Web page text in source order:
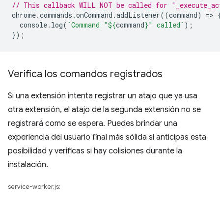
// This callback WILL NOT be called for
chrome.commands .onCommand .addListener((command) =>
console. log( `Command "${command}" called` );
});
Verifica los comandos registrados
Si una extensión intenta registrar un atajo que ya usa
otra extensión, el atajo de la segunda extensión no se
registrará como se espera. Puedes brindar una
experiencia del usuario final más sólida si anticipas esta
posibilidad y verificas si hay colisiones durante la
instalación.
service-worker.js: